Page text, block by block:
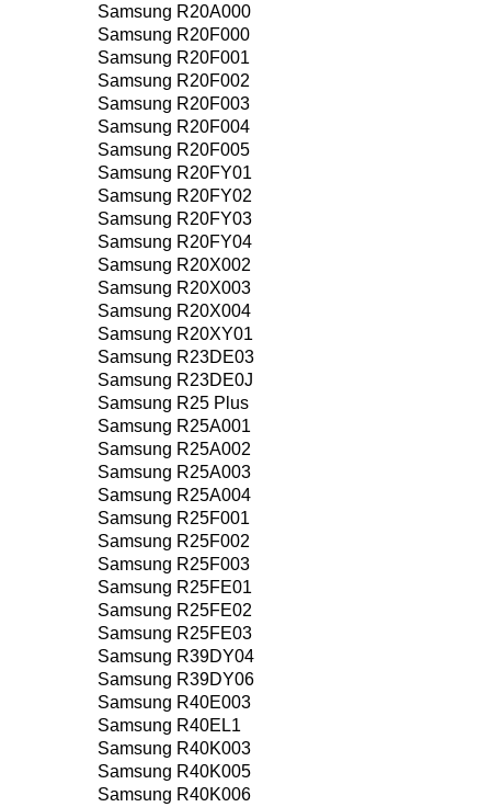
Samsung R20A000
Samsung R20F000
Samsung R20F001
Samsung R20F002
Samsung R20F003
Samsung R20F004
Samsung R20F005
Samsung R20FY01
Samsung R20FY02
Samsung R20FY03
Samsung R20FY04
Samsung R20X002
Samsung R20X003
Samsung R20X004
Samsung R20XY01
Samsung R23DE03
Samsung R23DE0J
Samsung R25 Plus
Samsung R25A001
Samsung R25A002
Samsung R25A003
Samsung R25A004
Samsung R25F001
Samsung R25F002
Samsung R25F003
Samsung R25FE01
Samsung R25FE02
Samsung R25FE03
Samsung R39DY04
Samsung R39DY06
Samsung R40E003
Samsung R40EL1
Samsung R40K003
Samsung R40K005
Samsung R40K006